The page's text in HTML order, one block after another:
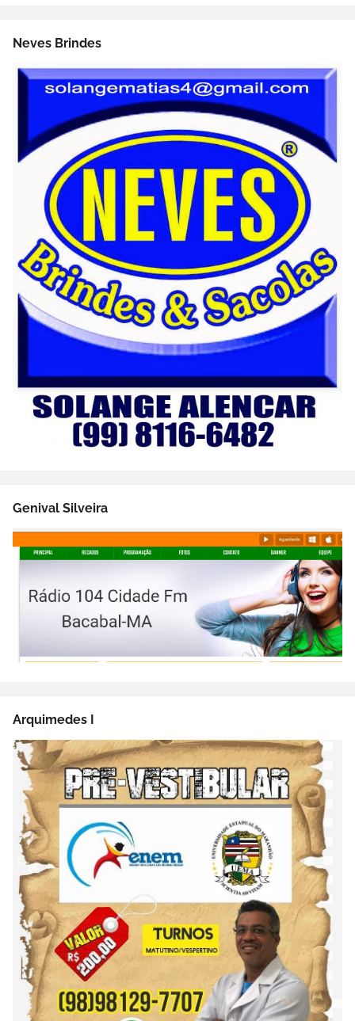
Neves Brindes
Genival Silveira
Arquimedes I